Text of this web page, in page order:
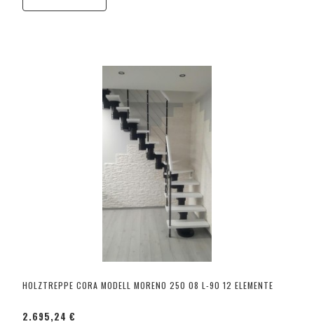
HOLZTREPPE CORA MODELL MORENO 250 08 L-90 12 ELEMENTE
2.695,24 €